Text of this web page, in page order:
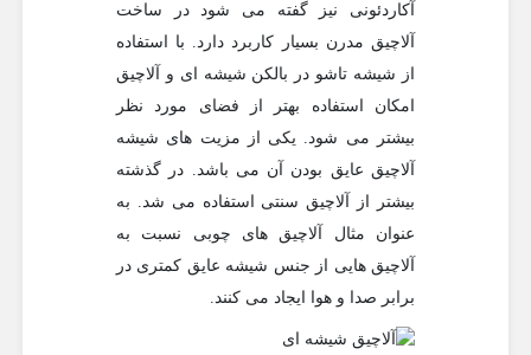
آکاردئونی نیز گفته می شود در ساخت
آلاچیق مدرن بسیار کاربرد دارد. با استفاده
از شیشه تاشو در بالکن شیشه ای و آلاچیق
امکان استفاده بهتر از فضای مورد نظر
بیشتر می شود. یکی از مزیت های شیشه
آلاچیق عایق بودن آن می باشد. در گذشته
بیشتر از آلاچیق سنتی استفاده می شد. به
عنوان مثال آلاچیق های چوبی نسبت به
آلاچیق هایی از جنس شیشه عایق کمتری در
برابر صدا و هوا ایجاد می کنند.